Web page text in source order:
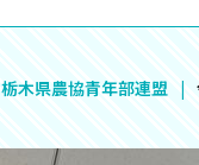
栃木県農協青年部連盟